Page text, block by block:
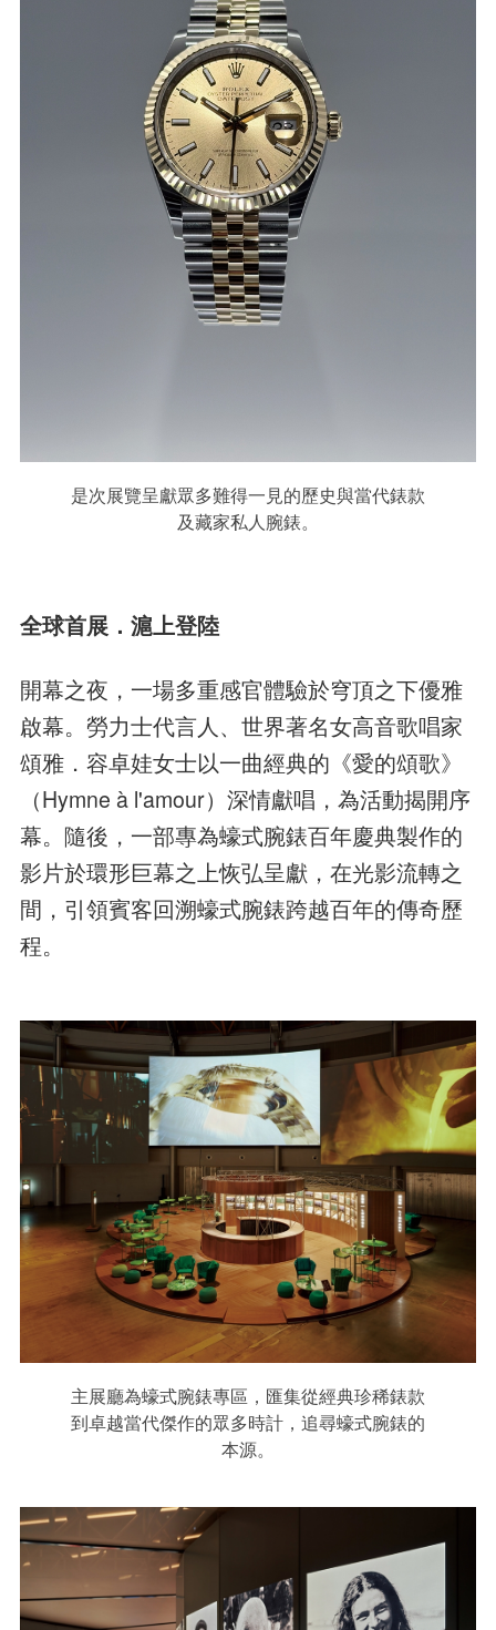
是次展覽呈獻眾多難得一見的歷史與當代錶款
及藏家私人腕錶。
全球首展．滬上登陸
開幕之夜，一場多重感官體驗於穹頂之下優雅
啟幕。勞力士代言人、世界著名女高音歌唱家
頌雅．容卓娃女士以一曲經典的《愛的頌歌》
（Hymne à l'amour）深情獻唱，為活動揭開序
幕。隨後，一部專為蠔式腕錶百年慶典製作的
影片於環形巨幕之上恢弘呈獻，在光影流轉之
間，引領賓客回溯蠔式腕錶跨越百年的傳奇歷
程。
主展廳為蠔式腕錶專區，匯集從經典珍稀錶款
到卓越當代傑作的眾多時計，追尋蠔式腕錶的
本源。